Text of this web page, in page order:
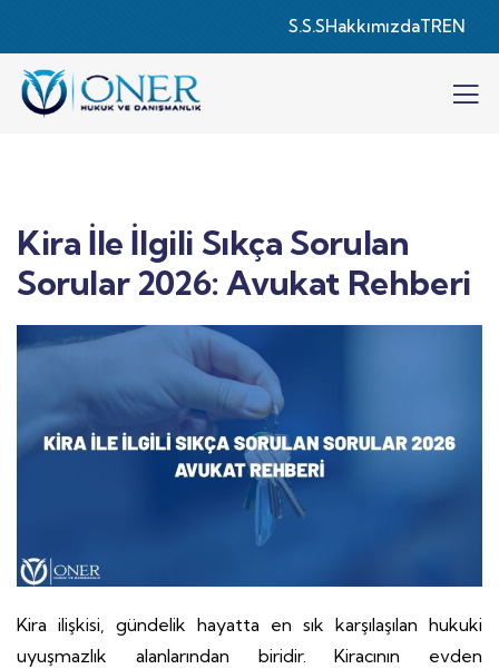
S.S.SHakkımızdaTREN
Kira İle İlgili Sıkça Sorulan
Sorular 2026: Avukat Rehberi
Kira ilişkisi, gündelik hayatta en sık karşılaşılan hukuki
uyuşmazlık alanlarından biridir. Kiracının evden